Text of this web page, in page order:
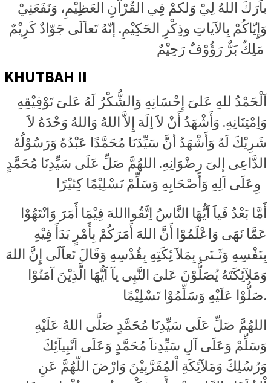
باَرَكَ اللهُ لِيْ وَلكمْ فِي القُرْآنِ العَظِيْمِ، وَنَفَعَنِيْ
وَإِيّاكُمْ بِالآياتِ وذِكْرِ الحَكِيْمِ. إنّهُ تَعاَلَى جَوّادٌ كَرِيْمٌ
KHUTBAH II
وَاِمْتِنَانِهِ. وَأَشْهَدُ أَنْ لاَ اِلَهَ إِلاَّ اللهُ وَاللهُ وَحْدَهُ لاَ
شَرِيْكَ لَهُ وَأَشْهَدُ أنَّ سَيِّدَنَا مُحَمَّدًا عَبْدُهُ وَرَسُوْلُهُ
الدَّاعِى إلىَ رِضْوَانِهِ. اللهُمَّ صَلِّ عَلَى سَيِّدِنَا مُحَمَّدٍ
أَمَّا بَعْدُ فَياَ اَيُّهَا النَّاسُ اِتَّقُوااللهَ فِيْمَا أَمَرَ وَانْتَهُوْا
عَمَّا نَهَى وَاعْلَمُوْا أَنَّ اللهَ أَمَرَكُمْ بِأَمْرٍ بَدَأَ فِيْهِ
بِنَفْسِهِ وَثَـنَى بِمَلآ ئِكَتِهِ بِقُدْسِهِ وَقَالَ تَعاَلَى إِنَّ اللهَ
وَمَلآئِكَتَهُ يُصَلُّوْنَ عَلىَ النَّبِى يآ اَيُّهَا الَّذِيْنَ آمَنُوْا
صَلُّوْا عَلَيْهِ وَسَلِّمُوْا تَسْلِيْمًا.
وَسَلِّمْ وَعَلَى آلِ سَيِّدِناَ مُحَمَّدٍ وَعَلَى اَنْبِيآئِكَ
وَرُسُلِكَ وَمَلآئِكَةِ اْلمُقَرَّبِيْنَ وَارْضَ اللّهُمَّ عَنِ